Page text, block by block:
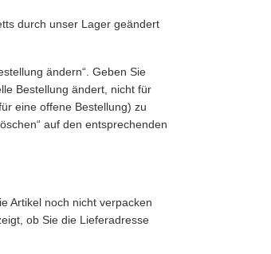
durch unser Lager geändert
ändern“. Geben Sie
Bestellung ändert, nicht für
eine offene Bestellung) zu
auf den entsprechenden
Artikel noch nicht verpacken
ob Sie die Lieferadresse